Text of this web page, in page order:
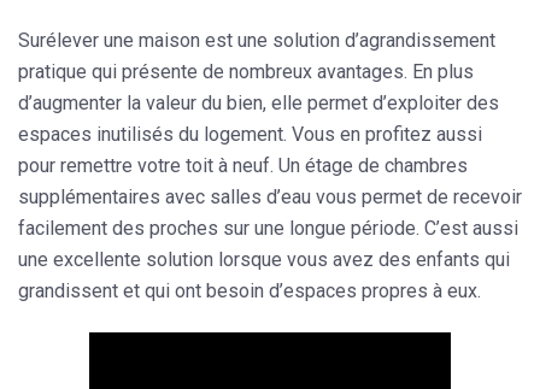
Surélever une maison est une solution d’agrandissement
pratique qui présente de nombreux avantages. En plus
d’augmenter la valeur du bien, elle permet d’exploiter des
espaces inutilisés du logement. Vous en profitez aussi
pour remettre votre toit à neuf. Un étage de chambres
supplémentaires avec salles d’eau vous permet de recevoir
facilement des proches sur une longue période. C’est aussi
une excellente solution lorsque vous avez des enfants qui
grandissent et qui ont besoin d’espaces propres à eux.